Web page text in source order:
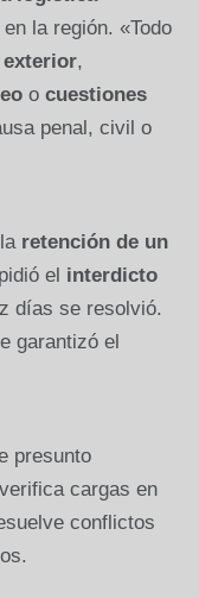
la región. «Todo
,
o cuestiones
penal, civil o
retención de un
el interdicto
días se resolvió.
garantizó el
presunto
cargas en
conflictos